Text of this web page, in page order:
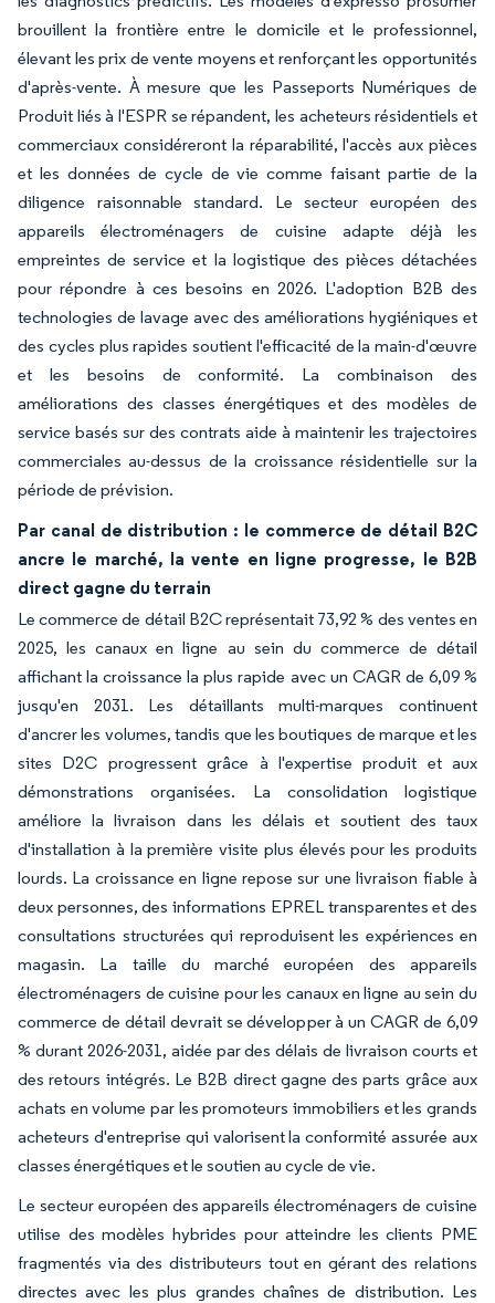
brouillent la frontière entre le domicile et le professionnel,
élevant les prix de vente moyens et renforçant les opportunités
d'après-vente. À mesure que les Passeports Numériques de
Produit liés à l'ESPR se répandent, les acheteurs résidentiels et
commerciaux considéreront la réparabilité, l'accès aux pièces
et les données de cycle de vie comme faisant partie de la
diligence raisonnable standard. Le secteur européen des
appareils électroménagers de cuisine adapte déjà les
empreintes de service et la logistique des pièces détachées
pour répondre à ces besoins en 2026. L'adoption B2B des
technologies de lavage avec des améliorations hygiéniques et
des cycles plus rapides soutient l'efficacité de la main-d'œuvre
et les besoins de conformité. La combinaison des
améliorations des classes énergétiques et des modèles de
service basés sur des contrats aide à maintenir les trajectoires
commerciales au-dessus de la croissance résidentielle sur la
période de prévision.
Par canal de distribution : le commerce de détail B2C
ancre le marché, la vente en ligne progresse, le B2B
direct gagne du terrain
Le commerce de détail B2C représentait 73,92 % des ventes en
2025, les canaux en ligne au sein du commerce de détail
affichant la croissance la plus rapide avec un CAGR de 6,09 %
jusqu'en 2031. Les détaillants multi-marques continuent
d'ancrer les volumes, tandis que les boutiques de marque et les
sites D2C progressent grâce à l'expertise produit et aux
démonstrations organisées. La consolidation logistique
améliore la livraison dans les délais et soutient des taux
d'installation à la première visite plus élevés pour les produits
lourds. La croissance en ligne repose sur une livraison fiable à
deux personnes, des informations EPREL transparentes et des
consultations structurées qui reproduisent les expériences en
magasin. La taille du marché européen des appareils
électroménagers de cuisine pour les canaux en ligne au sein du
commerce de détail devrait se développer à un CAGR de 6,09
% durant 2026-2031, aidée par des délais de livraison courts et
des retours intégrés. Le B2B direct gagne des parts grâce aux
achats en volume par les promoteurs immobiliers et les grands
acheteurs d'entreprise qui valorisent la conformité assurée aux
classes énergétiques et le soutien au cycle de vie.
Le secteur européen des appareils électroménagers de cuisine
utilise des modèles hybrides pour atteindre les clients PME
fragmentés via des distributeurs tout en gérant des relations
directes avec les plus grandes chaînes de distribution. Les